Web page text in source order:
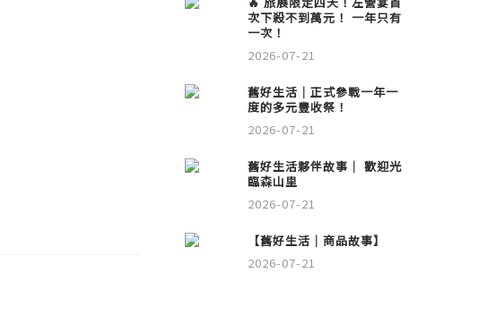
次下殺不到萬元！ 一年只有
一次！
2026-07-21
舊好生活｜正式參戰一年一
度的多元豐收祭！
2026-07-21
舊好生活夥伴故事｜ 歡迎光
臨森山里
2026-07-21
【舊好生活｜商品故事】
2026-07-21